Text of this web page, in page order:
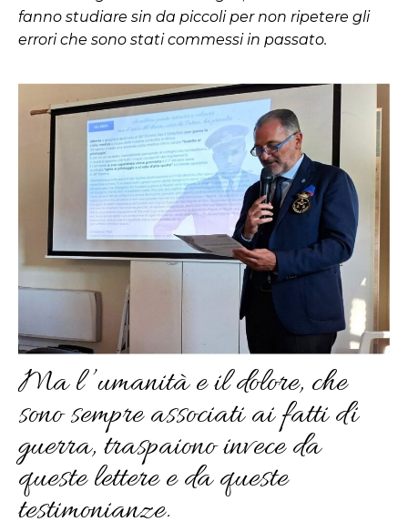
fanno studiare sin da piccoli per non ripetere gli
errori che sono stati commessi in passato.
Ma l ’umanità e il dolore, che
sono sempre associati ai fatti di
guerra, traspaiono invece da
queste lettere e da queste
testimonianze.